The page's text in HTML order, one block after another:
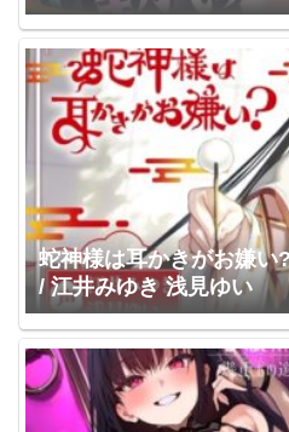
ち部 / 御子柴泉
蛇神様は耳かきがお嫌
/ 江井みゆき 浅見ゆい